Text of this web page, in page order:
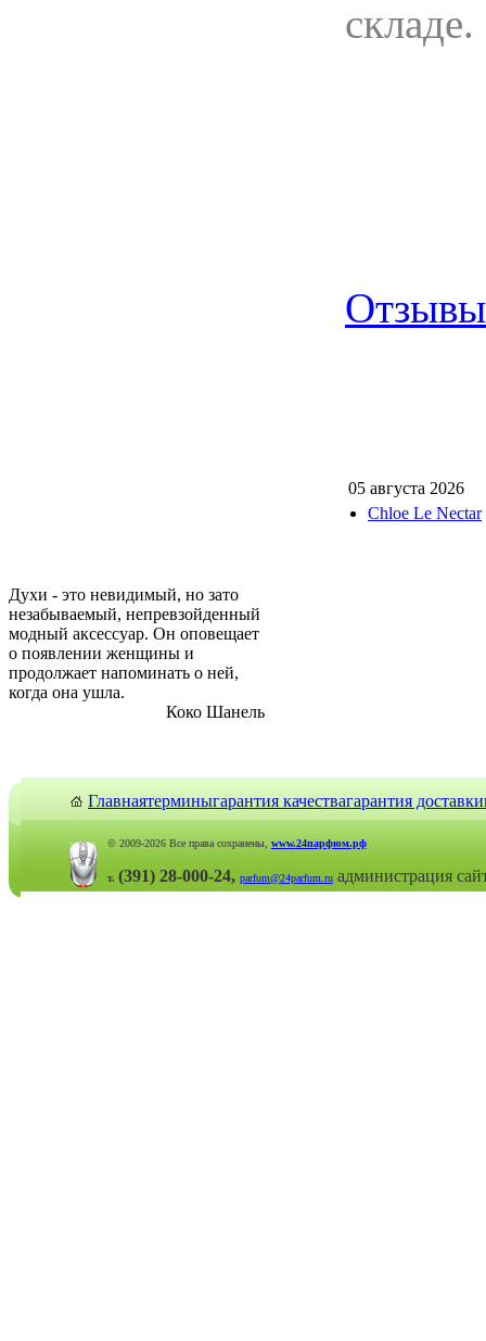
складе.
05 августа 2026
Chloe Le Nectar
Духи - это невидимый, но зато
незабываемый, непревзойденный
модный аксессуар. Он оповещает
о появлении женщины и
продолжает напоминать о ней,
когда она ушла.
Коко Шанель
Главнаятерминыгарантия качествагарантия доставки
© 2009-2026 Все права сохранены, www.24парфюм.рф
т. (391) 28-000-24, parfum@24parfum.ru администрация